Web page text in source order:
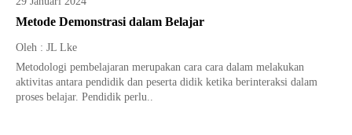
Materi Komputer dan Jaringan Dasar
Materi Pemograman Dasar
Sistem Komputer
Dasar Desain Grafis
Tata Busana
Bisnis Daring dan Pemasaran
Metode Demonstrasi dalam Belajar
Oleh : JL Lke
Metodologi pembelajaran merupakan cara cara dalam melakukan
aktivitas antara pendidik dan peserta didik ketika berinteraksi dalam
proses belajar. Pendidik perlu..